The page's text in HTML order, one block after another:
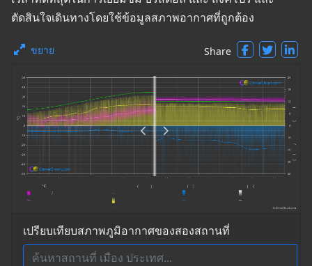
ตัดสินใจเดินทางโดยใช้ข้อมูลสภาพอากาศที่ถูกต้อง
ขยาย Share
เปรียบเทียบสภาพภูมิอากาศของสองสถานที่